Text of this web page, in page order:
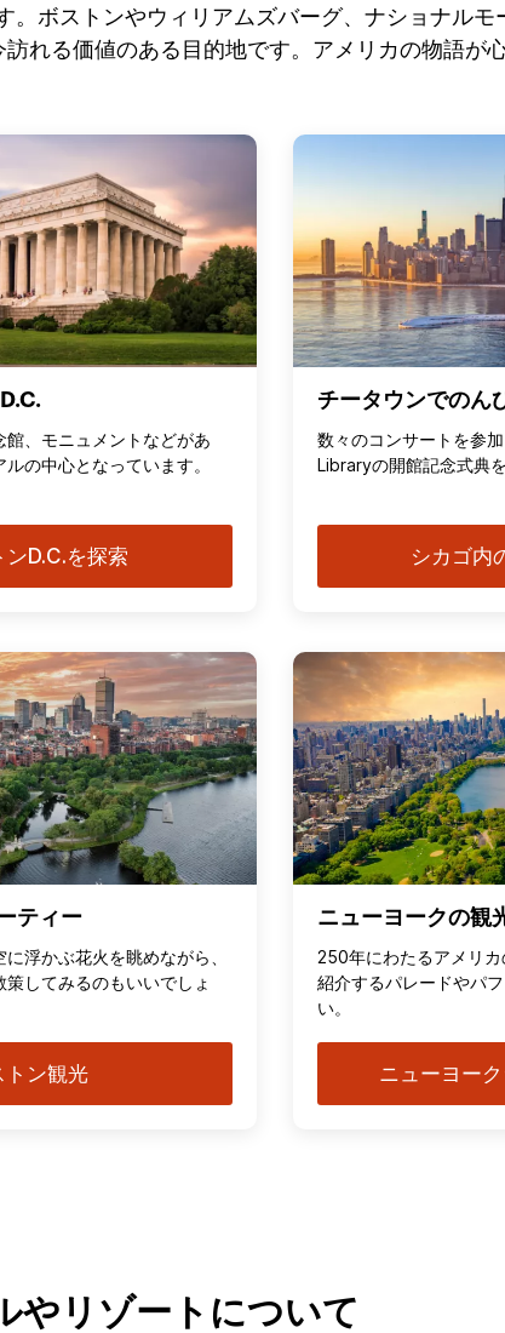
ボストンやウィリアムズバーグ、ナショナルモ
れる価値のある目的地です。アメリカの物語が
、モニュメントなどがあ
の中心となっています。
ンD.C.を探索
チータウンでのん
数々のコンサートを参
Libraryの開館記念式典
シカゴ内
ティー
浮かぶ花火を眺めながら、
してみるのもいいでしょ
トン観光
ニューヨークの観
250年にわたるアメリ
紹介するパレードやパ
い。
ニューヨー
やリゾートについて